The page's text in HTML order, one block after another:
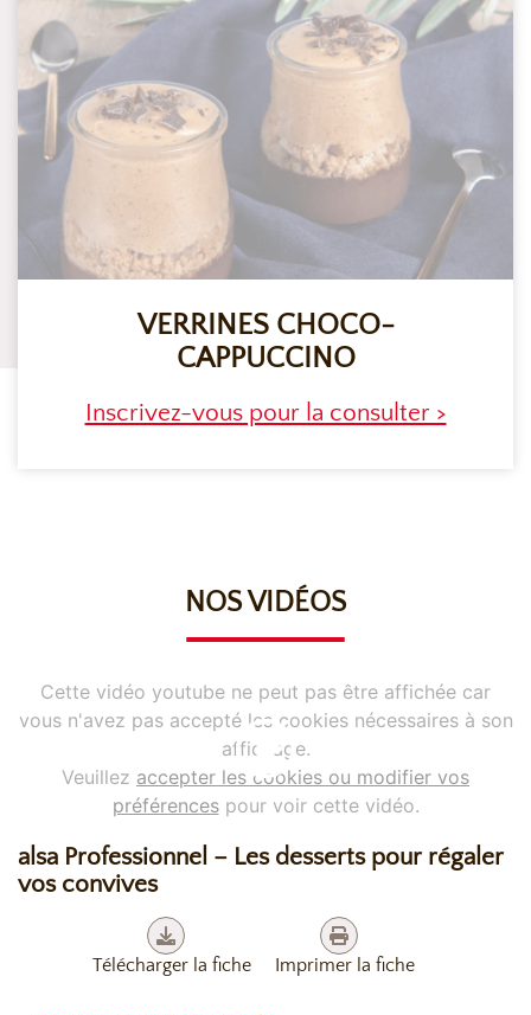
VERRINES CHOCO-
CAPPUCCINO
Inscrivez-vous pour la consulter >
NOS VIDÉOS
Cette vidéo youtube ne peut pas être affichée car
vous n'avez pas accepté les cookies nécessaires à son
affichage.
Veuillez accepter les cookies ou modifier vos
préférencespour voir cette vidéo.
alsa Professionnel – Les desserts pour régaler
vos convives
Télécharger la fiche Imprimer la fiche